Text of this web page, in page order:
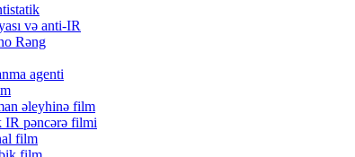
və anti-IR
Rəng
agenti
əleyhinə film
IR pəncərə filmi
film